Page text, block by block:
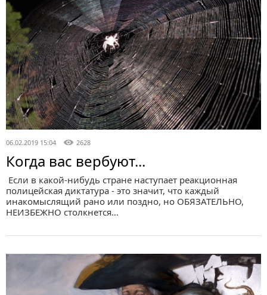
06.02.2019 15:04 2628
Когда вас вербуют...
Если в какой-нибудь стране наступает реакционная
полицейская диктатура - это значит, что каждый
инакомыслящий рано или поздно, но ОБЯЗАТЕЛЬНО,
НЕИЗБЕЖНО столкнется…